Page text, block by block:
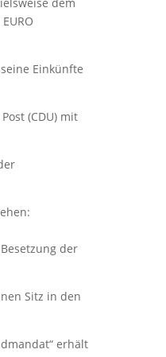
Einkünfte
(CDU) mit
der
Sitz in den
erhält